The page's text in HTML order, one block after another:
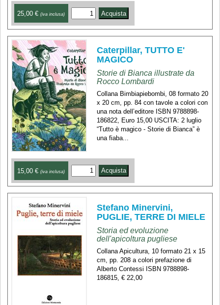
25,00 € (iva inclusa)
Caterpillar, TUTTO E'
MAGICO
Storie di Bianca illustrate da
Rocco Lombardi
Collana Bimbiapiebombi, 08 formato 20
x 20 cm, pp. 84 con tavole a colori con
una nota dell’editore ISBN 9788898-
186822, Euro 15,00 USCITA: 2 luglio
“Tutto è magico - Storie di Bianca” è
una fiaba...
15,00 € (iva inclusa)
Stefano Minervini,
PUGLIE, TERRE DI MIELE
Storia ed evoluzione
dell'apicoltura pugliese
Collana Apicultura, 10 formato 21 x 15
cm, pp. 208 a colori prefazione di
Alberto Contessi ISBN 9788898-
186815, € 22,00